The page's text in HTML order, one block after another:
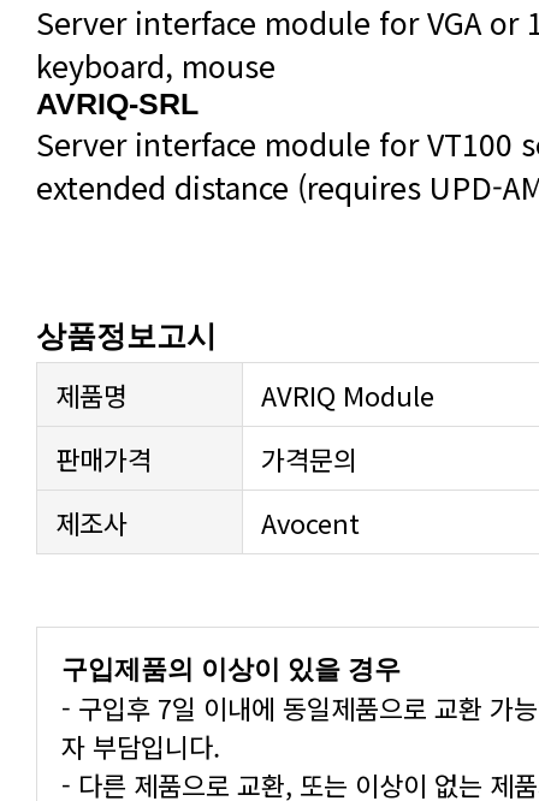
keyboard, mouse
AVRIQ-SRL
extended distance (requires UPD-
상품정보고시
제품명
AVRIQ Module
판매가격
가격문의
제조사
Avocent
구입제품의 이상이 있을 경우
자 부담입니다.